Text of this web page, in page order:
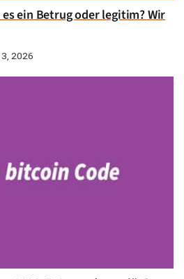
ein Betrug oder legitim? Wir
2026